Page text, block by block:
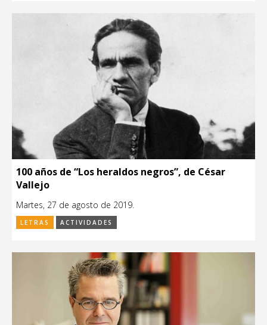
100 años de “Los heraldos negros”, de César
Vallejo
Martes, 27 de agosto de 2019.
LETRAS ACTIVIDADES